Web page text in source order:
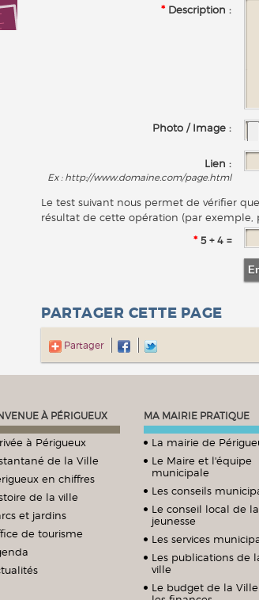
*Description :
Photo / Image :
Lien :
Ex : http://www.domaine.com/page.html
Le test suivant nous permet de vérifier
résultat de cette opération (par exemple,
*5 + 4 =
PARTAGER CETTE PAGE
Partager
À PÉRIGUEUX
à Périgueux
de la Ville
en chiffres
de la ville
et jardins
de tourisme
MA MAIRIE PRATIQUE
La mairie de
Le Maire et l'équipe
municipale
Les conseils
Le conseil local de la
jeunesse
Les services
Les publications de
ville
Le budget de la